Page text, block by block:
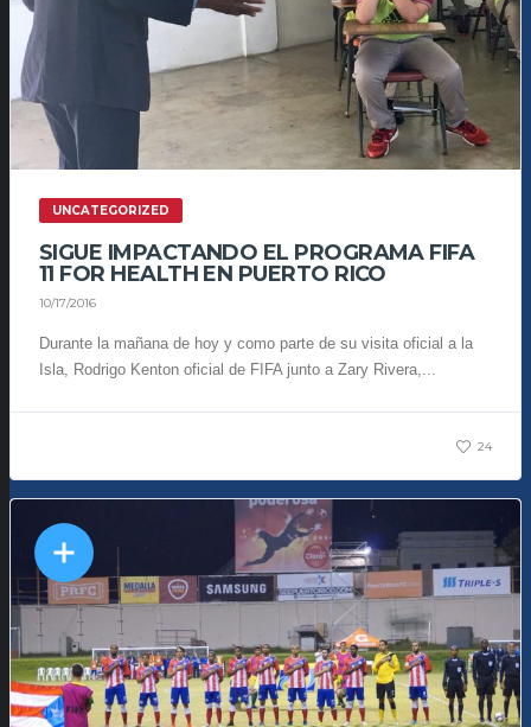
UNCATEGORIZED
SIGUE IMPACTANDO EL PROGRAMA FIFA
11 FOR HEALTH EN PUERTO RICO
10/17/2016
Durante la mañana de hoy y como parte de su visita oficial a la
Isla, Rodrigo Kenton oficial de FIFA junto a Zary Rivera,...
24